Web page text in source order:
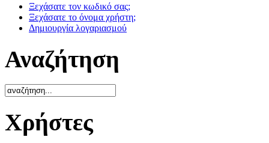
Ξεχάσατε τον κωδικό σας;
Ξεχάσατε το όνομα χρήστη;
Δημιουργία λογαριασμού
Αναζήτηση
Χρήστες